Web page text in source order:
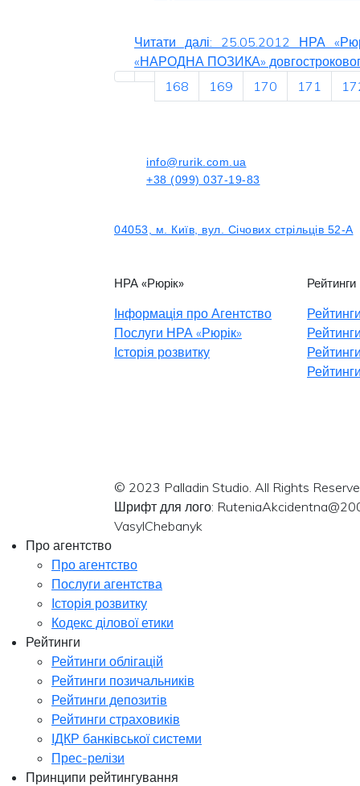
Читати далі: 25.05.2012 НРА
«НАРОДНА ПОЗИКА»
168
169 170 171
info@rurik.com.ua
+38 (099) 037-19-83
04053, м. Київ, вул. Січових стрільців 52-А
НРА «Рюрік»
Інформація про Агентство
Послуги НРА «Рюрік»
Історія розвитку
Рейтинги
© 2023 Palladin Studio. All Rights
Шрифт для лого:
VasylChebanyk
Про агентство
Про агентство
Послуги агентства
Історія розвитку
Кодекс ділової етики
Рейтинги
Рейтинги облігацій
Рейтинги позичальників
Рейтинги депозитів
Рейтинги страховиків
ІДКР банківської системи
Прес-релізи
Принципи рейтингування